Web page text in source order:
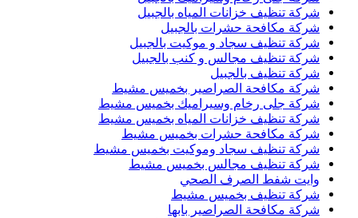
شركة تنظيف خزانات المياه بالجبيل
شركة مكافحة حشرات بالجبيل
شركة تنظيف سجاد و موكيت بالجبيل
شركة تنظيف مجالس و كنب بالجبيل
شركة تنظيف بالجبيل
شركة مكافحة الصراصير بخميس مشيط
شركة جلى رخام وسيراميك بخميس مشيط
شركة تنظيف خزانات المياه بخميس مشيط
شركة مكافحة حشرات بخميس مشيط
شركة تنظيف سجاد وموكيت بخميس مشيط
شركة تنظيف مجالس بخميس مشيط
وايت شفط الصرف الصحي
شركة تنظيف بخميس مشيط
شركة مكافحة الصراصير بابها